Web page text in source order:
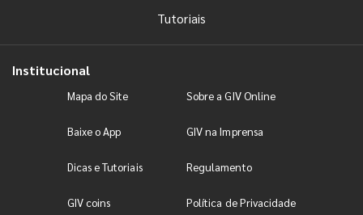
Tutoriais
Institucional
Mapa do Site Sobre a GIV Online
Baixe o App GIV na Imprensa
Dicas e Tutoriais Regulamento
GIV coins Política de Privacidade